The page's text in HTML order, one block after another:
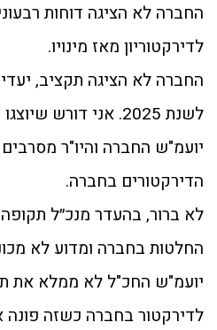
החברה לא הציגה דוחות
לדירקטוריון מאז מינויו.
החברה לא הציגה תקציב,
לשנת 2025. אני דורש שיוצגו עד לתחילת השנה.
יועמ"ש החברה והיו"ר
הדירקטורים בחברה.
לא ברור, בהעדר מנכ״ל
החלטות בחברה ומדוע לא
יועמ"ש החכ"ל לא ממלא את
לדירקטור בחברה כשזה פונה